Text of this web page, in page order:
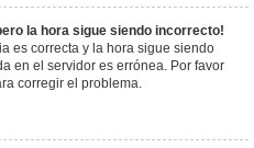
la hora sigue siendo incorrecto!
es correcta y la hora sigue siendo
en el servidor es errónea. Por favor
corregir el problema.